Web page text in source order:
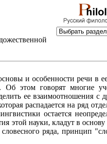
и особенности речи в
Об этом говорят многие
ее взаимоотношения с
распадается на ряд
остается
этой науки, кладут в
ряда, принцип